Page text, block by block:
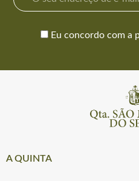
Eu concordo com a
A QUINTA